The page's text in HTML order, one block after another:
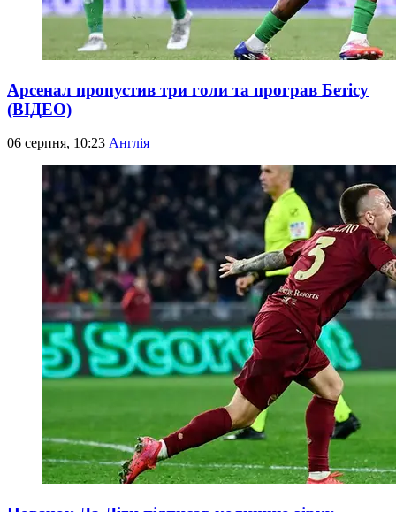
Арсенал пропустив три голи та програв Бетісу
(ВІДЕО)
06 серпня, 10:23 Англія